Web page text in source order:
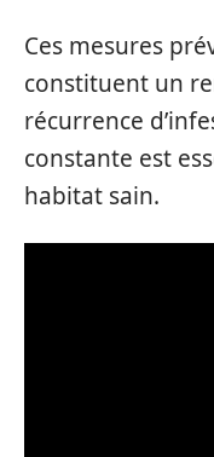
Ces mesures
constituent un
récurrence
constante est
habitat sain.